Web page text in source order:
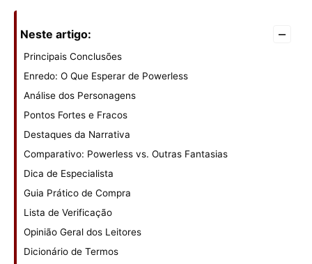
Neste artigo: –
Principais Conclusões
Enredo: O Que Esperar de Powerless
Análise dos Personagens
Pontos Fortes e Fracos
Destaques da Narrativa
Comparativo: Powerless vs. Outras Fantasias
Dica de Especialista
Guia Prático de Compra
Lista de Verificação
Opinião Geral dos Leitores
Dicionário de Termos